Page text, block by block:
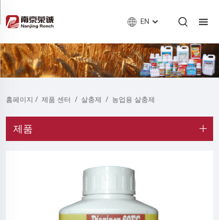
EN
홈페이지 / 제품 센터 / 살충제 / 농업용 살충제
제품